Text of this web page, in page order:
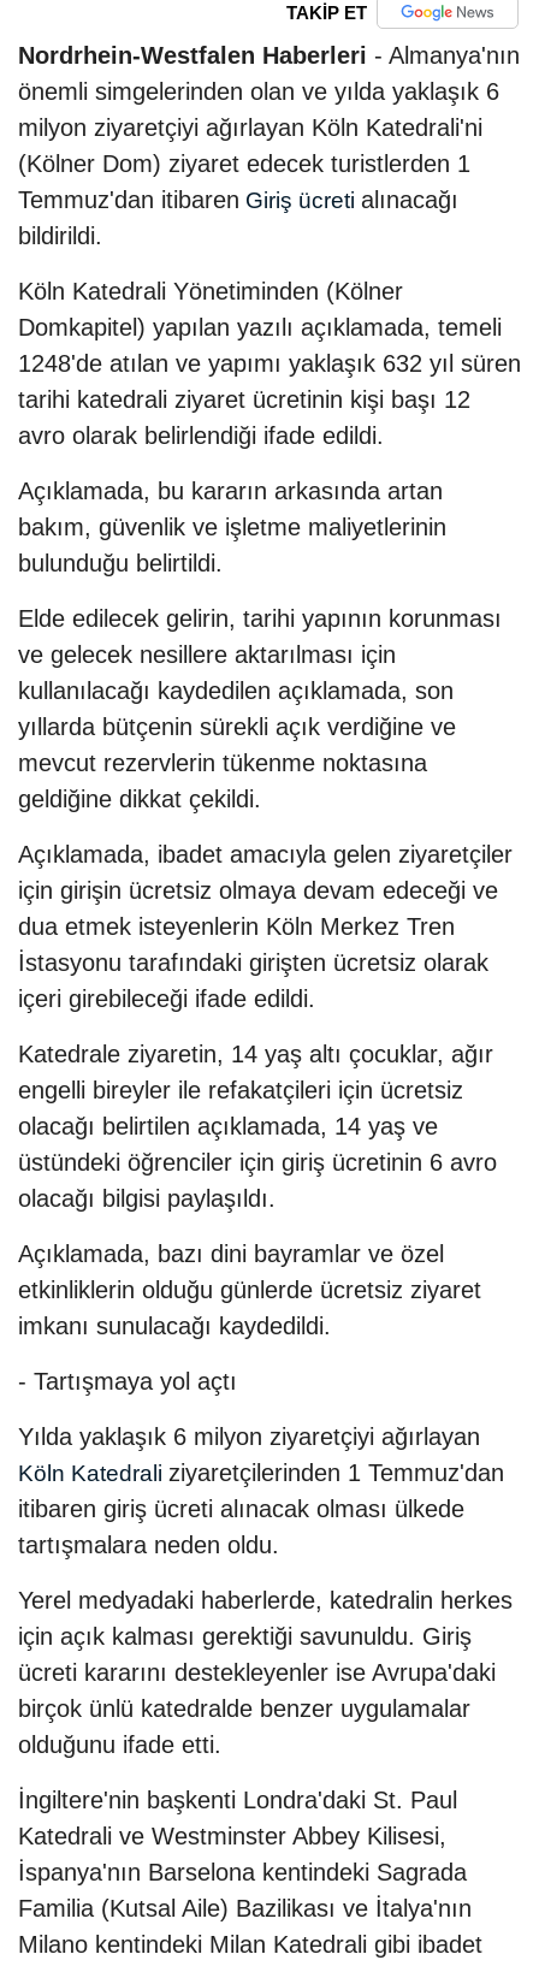
TAKİP ET
Nordrhein-Westfalen Haberleri - Almanya'nın
önemli simgelerinden olan ve yılda yaklaşık 6
milyon ziyaretçiyi ağırlayan Köln Katedrali'ni
(Kölner Dom) ziyaret edecek turistlerden 1
Temmuz'dan itibaren Giriş ücreti alınacağı
bildirildi.
Köln Katedrali Yönetiminden (Kölner
Domkapitel) yapılan yazılı açıklamada, temeli
1248'de atılan ve yapımı yaklaşık 632 yıl süren
tarihi katedrali ziyaret ücretinin kişi başı 12
avro olarak belirlendiği ifade edildi.
Açıklamada, bu kararın arkasında artan
bakım, güvenlik ve işletme maliyetlerinin
bulunduğu belirtildi.
Elde edilecek gelirin, tarihi yapının korunması
ve gelecek nesillere aktarılması için
kullanılacağı kaydedilen açıklamada, son
yıllarda bütçenin sürekli açık verdiğine ve
mevcut rezervlerin tükenme noktasına
geldiğine dikkat çekildi.
Açıklamada, ibadet amacıyla gelen ziyaretçiler
için girişin ücretsiz olmaya devam edeceği ve
dua etmek isteyenlerin Köln Merkez Tren
İstasyonu tarafındaki girişten ücretsiz olarak
içeri girebileceği ifade edildi.
Katedrale ziyaretin, 14 yaş altı çocuklar, ağır
engelli bireyler ile refakatçileri için ücretsiz
olacağı belirtilen açıklamada, 14 yaş ve
üstündeki öğrenciler için giriş ücretinin 6 avro
olacağı bilgisi paylaşıldı.
Açıklamada, bazı dini bayramlar ve özel
etkinliklerin olduğu günlerde ücretsiz ziyaret
imkanı sunulacağı kaydedildi.
- Tartışmaya yol açtı
Yılda yaklaşık 6 milyon ziyaretçiyi ağırlayan
Köln Katedrali ziyaretçilerinden 1 Temmuz'dan
itibaren giriş ücreti alınacak olması ülkede
tartışmalara neden oldu.
Yerel medyadaki haberlerde, katedralin herkes
için açık kalması gerektiği savunuldu. Giriş
ücreti kararını destekleyenler ise Avrupa'daki
birçok ünlü katedralde benzer uygulamalar
olduğunu ifade etti.
İngiltere'nin başkenti Londra'daki St. Paul
Katedrali ve Westminster Abbey Kilisesi,
İspanya'nın Barselona kentindeki Sagrada
Familia (Kutsal Aile) Bazilikası ve İtalya'nın
Milano kentindeki Milan Katedrali gibi ibadet